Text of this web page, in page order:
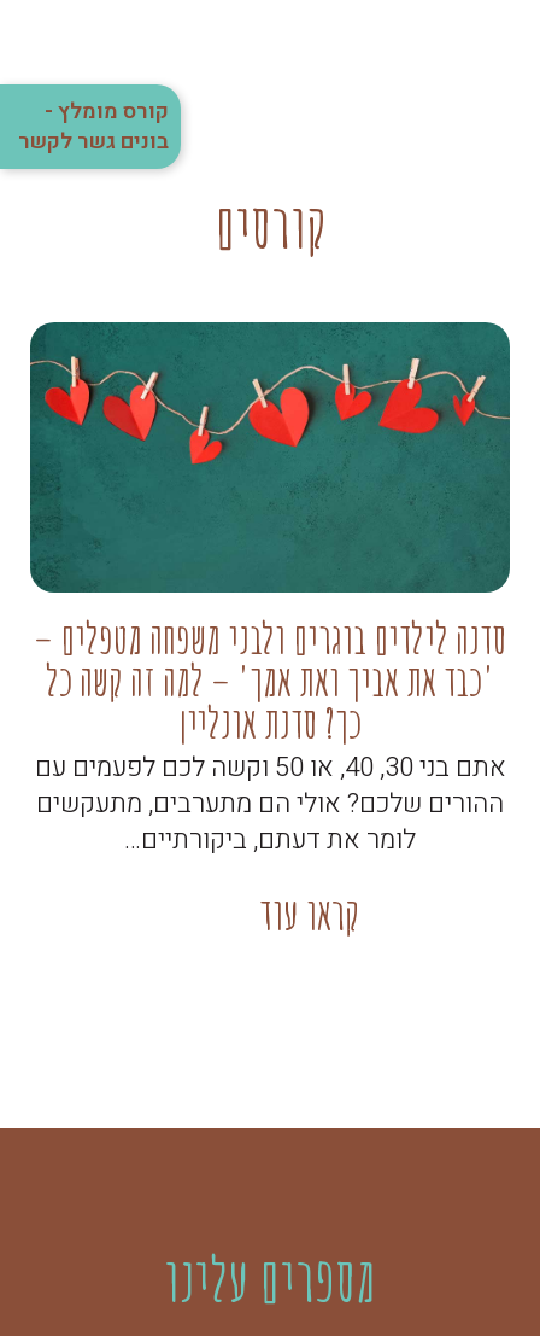
קורס מומלץ -
בונים גשר לקשר
קורסים
סדנה לילדים בוגרים ולבני משפחה מטפלים –
'כבד את אביך ואת אמך' – למה זה קשה כל
כך? סדנת אונליין
אתם בני 30, 40, או 50 וקשה לכם לפעמים עם
ההורים שלכם? אולי הם מתערבים, מתעקשים
לומר את דעתם, ביקורתיים…
קראו עוד
מספרים עלינו